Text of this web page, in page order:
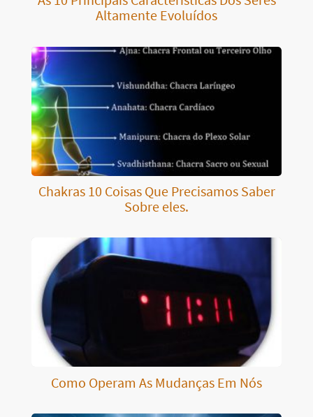
Altamente Evoluídos
Chakras 10 Coisas Que Precisamos Saber
Sobre eles.
Como Operam As Mudanças Em Nós